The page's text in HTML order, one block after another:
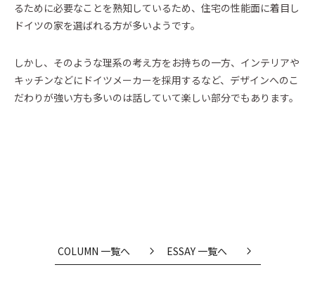
るために必要なことを熟知しているため、住宅の性能面に着目し
ドイツの家を選ばれる方が多いようです。
しかし、そのような理系の考え方をお持ちの一方、インテリアや
キッチンなどにドイツメーカーを採用するなど、デザインへのこ
だわりが強い方も多いのは話していて楽しい部分でもあります。
COLUMN 一覧へ ESSAY 一覧へ